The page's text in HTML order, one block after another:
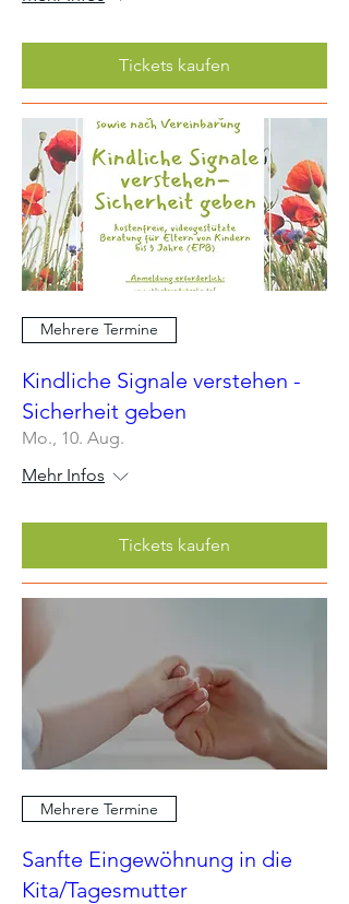
Tickets kaufen
Mehrere Termine
Kindliche Signale verstehen -
Sicherheit geben
Mo., 10. Aug.
Mehr Infos
Tickets kaufen
Mehrere Termine
Sanfte Eingewöhnung in die
Kita/Tagesmutter